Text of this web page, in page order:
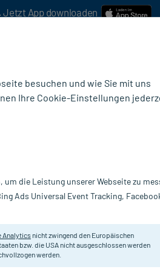
Jetzt App downloaden
Mindestbestellwert!
für trockene, tränende und müde
besuchen und wie Sie mit uns
Ihre Cookie-Einstellungen
die Leistung unserer Webseite zu
Ads Universal Event Tracking,
Analytics nicht zwingend den Europäischen
bzw. die USA nicht ausgeschlossen werden
werden.